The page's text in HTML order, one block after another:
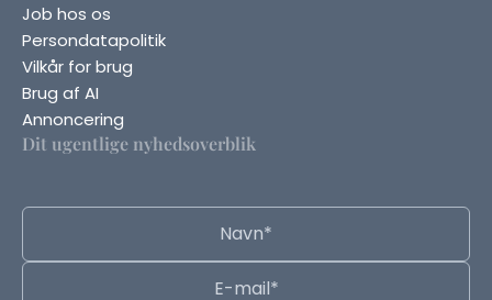
Job hos os
Persondatapolitik
Vilkår for brug
Brug af AI
Annoncering
Dit ugentlige nyhedsoverblik